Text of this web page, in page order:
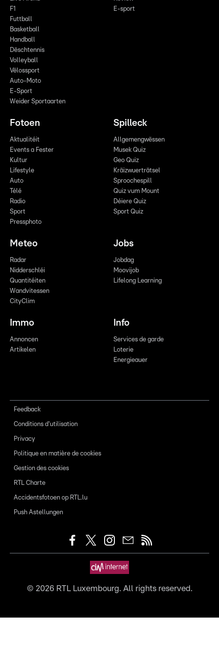
F1
Futtball
Basketball
Handball
Dëschtennis
Volleyball
Vëlossport
Auto-Moto
E-Sport
Weider Sportaarten
E-sport
Fotoen
Aktualitéit
Events a Fester
Kultur
Lifestyle
Auto
Télé
Radio
Sport
Pressphoto
Spilleck
Allgemengwëssen
Musek Quiz
Geo Quiz
Kräizwuerträtsel
Sproochespill
Quiz vum Mount
Déiere Quiz
Sport Quiz
Meteo
Radar
Nidderschléi
Quantitéiten
Wandvitessen
CityClim
Jobs
Jobdag
Moovijob
Lifelong Learning
Immo
Annoncen
Artikelen
Info
Services de garde
Loterie
Energieauer
Feedback
Conditions d'utilisation
Privacy
Politique en matière de cookies
Gestion des cookies
RTL Charte
Accidentsfotoen op RTL.lu
Push Astellungen
© 2026RTL Luxembourg. All rights reserved.